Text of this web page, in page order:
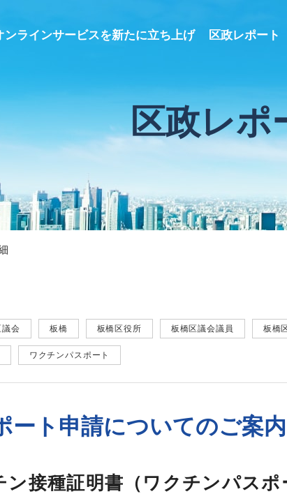
ンラインサービスを新たに立ち上げ 区政レポート
区政レポ
議会 板橋 板橋区役所 板橋区議会議員 板橋
ワクチンパスポート
ート申請についてのご案内
ン接種証明書（ワクチンパスポ